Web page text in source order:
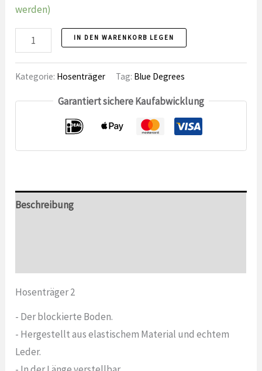
werden)
Bretels
2
Anzahl
IN DEN WARENKORB LEGEN
Kategorie: Hosenträger Tag: Blue Degrees
Garantiert sichere Kaufabwicklung
Beschreibung
Hosenträger 2
- Der blockierte Boden.
- Hergestellt aus elastischem Material und echtem
Leder.